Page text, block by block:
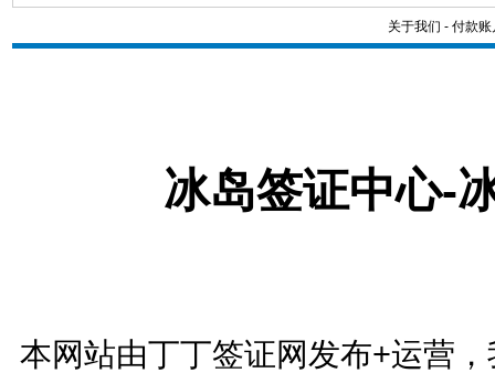
关于我们 - 付款账
冰岛签证中心-
本网站由丁丁签证网发布+运营